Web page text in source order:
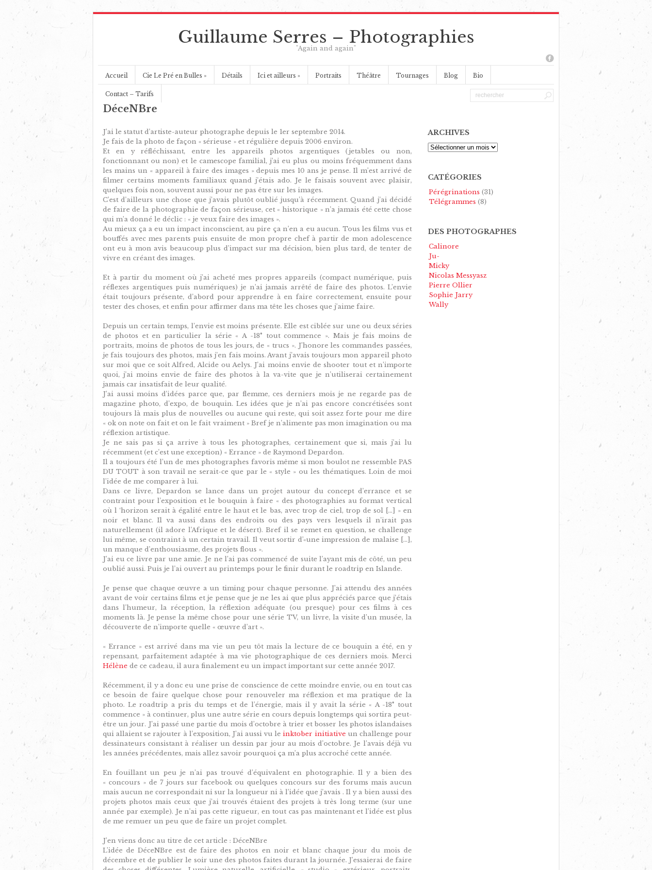
Guillaume Serres – Photographies
"Again and again"
Accueil Cie Le Pré en Bulles » Détails Ici et ailleurs » Portraits Théâtre Tournages Blog Bio
Contact – Tarifs
DéceNBre
J’ai le statut d’artiste-auteur photographe depuis le 1er septembre 2014.
Je fais de la photo de façon « sérieuse » et régulière depuis 2006 environ.
Et en y réfléchissant, entre les appareils photos argentiques (jetables ou non,
fonctionnant ou non) et le camescope familial, j’ai eu plus ou moins fréquemment dans
les mains un « appareil à faire des images » depuis mes 10 ans je pense. Il m’est arrivé de
filmer certains moments familiaux quand j’étais ado. Je le faisais souvent avec plaisir,
quelques fois non, souvent aussi pour ne pas être sur les images.
C’est d’ailleurs une chose que j’avais plutôt oublié jusqu’à récemment. Quand j’ai décidé
de faire de la photographie de façon sérieuse, cet « historique » n’a jamais été cette chose
qui m’a donné le déclic : « je veux faire des images ».
Au mieux ça a eu un impact inconscient, au pire ça n’en a eu aucun. Tous les films vus et
bouffés avec mes parents puis ensuite de mon propre chef à partir de mon adolescence
ont eu à mon avis beaucoup plus d’impact sur ma décision, bien plus tard, de tenter de
vivre en créant des images.
Et à partir du moment où j’ai acheté mes propres appareils (compact numérique, puis
réflexes argentiques puis numériques) je n’ai jamais arrêté de faire des photos. L’envie
était toujours présente, d’abord pour apprendre à en faire correctement, ensuite pour
tester des choses, et enfin pour affirmer dans ma tête les choses que j’aime faire.
Depuis un certain temps, l’envie est moins présente. Elle est ciblée sur une ou deux séries
de photos et en particulier la série « A -18° tout commence ». Mais je fais moins de
portraits, moins de photos de tous les jours, de « trucs ». J’honore les commandes passées,
je fais toujours des photos, mais j’en fais moins. Avant j’avais toujours mon appareil photo
sur moi que ce soit Alfred, Alcide ou Aelys. J’ai moins envie de shooter tout et n’importe
quoi, j’ai moins envie de faire des photos à la va-vite que je n’utiliserai certainement
jamais car insatisfait de leur qualité.
J’ai aussi moins d’idées parce que, par flemme, ces derniers mois je ne regarde pas de
magazine photo, d’expo, de bouquin. Les idées que je n’ai pas encore concrétisées sont
toujours là mais plus de nouvelles ou aucune qui reste, qui soit assez forte pour me dire
« ok on note on fait et on le fait vraiment » Bref je n’alimente pas mon imagination ou ma
réflexion artistique.
Je ne sais pas si ça arrive à tous les photographes, certainement que si, mais j’ai lu
récemment (et c’est une exception) « Errance » de Raymond Depardon.
Il a toujours été l’un de mes photographes favoris même si mon boulot ne ressemble PAS
DU TOUT à son travail ne serait-ce que par le « style » ou les thématiques. Loin de moi
l’idée de me comparer à lui.
Dans ce livre, Depardon se lance dans un projet autour du concept d’errance et se
contraint pour l’exposition et le bouquin à faire « des photographies au format vertical
où l ‘horizon serait à égalité entre le haut et le bas, avec trop de ciel, trop de sol […] » en
noir et blanc. Il va aussi dans des endroits ou des pays vers lesquels il n’irait pas
naturellement (il adore l’Afrique et le désert). Bref il se remet en question, se challenge
lui même, se contraint à un certain travail. Il veut sortir d’«une impression de malaise […],
un manque d’enthousiasme, des projets flous ».
J’ai eu ce livre par une amie. Je ne l’ai pas commencé de suite l’ayant mis de côté, un peu
oublié aussi. Puis je l’ai ouvert au printemps pour le finir durant le roadtrip en Islande.
Je pense que chaque œuvre a un timing pour chaque personne. J’ai attendu des années
avant de voir certains films et je pense que je ne les ai que plus appréciés parce que j’étais
dans l’humeur, la réception, la réflexion adéquate (ou presque) pour ces films à ces
moments là. Je pense la même chose pour une série TV, un livre, la visite d’un musée, la
découverte de n’importe quelle « œuvre d’art ».
« Errance » est arrivé dans ma vie un peu tôt mais la lecture de ce bouquin a été, en y
repensant, parfaitement adaptée à ma vie photographique de ces derniers mois. Merci
Hélène de ce cadeau, il aura finalement eu un impact important sur cette année 2017.
Récemment, il y a donc eu une prise de conscience de cette moindre envie, ou en tout cas
ce besoin de faire quelque chose pour renouveler ma réflexion et ma pratique de la
photo. Le roadtrip a pris du temps et de l’énergie, mais il y avait la série « A -18° tout
commence » à continuer, plus une autre série en cours depuis longtemps qui sortira peut-
être un jour. J’ai passé une partie du mois d’octobre à trier et bosser les photos islandaises
qui allaient se rajouter à l’exposition, J’ai aussi vu leinktober initiative un challenge pour
dessinateurs consistant à réaliser un dessin par jour au mois d’octobre. Je l’avais déjà vu
les années précédentes, mais allez savoir pourquoi ça m’a plus accroché cette année.
En fouillant un peu je n’ai pas trouvé d’équivalent en photographie. Il y a bien des
« concours » de 7 jours sur facebook ou quelques concours sur des forums mais aucun
mais aucun ne correspondait ni sur la longueur ni à l’idée que j’avais . Il y a bien aussi des
projets photos mais ceux que j’ai trouvés étaient des projets à très long terme (sur une
année par exemple). Je n’ai pas cette rigueur, en tout cas pas maintenant et l’idée est plus
de me remuer un peu que de faire un projet complet.
J’en viens donc au titre de cet article : DéceNBre
L’idée de DéceNBre est de faire des photos en noir et blanc chaque jour du mois de
décembre et de publier le soir une des photos faites durant la journée. J’essaierai de faire
ARCHIVES
Archives
CATÉGORIES
Pérégrinations (31)
Télégrammes (8)
DES PHOTOGRAPHES
Calinore
Ju-
Micky
Nicolas Messyasz
Pierre Ollier
Sophie Jarry
Wally